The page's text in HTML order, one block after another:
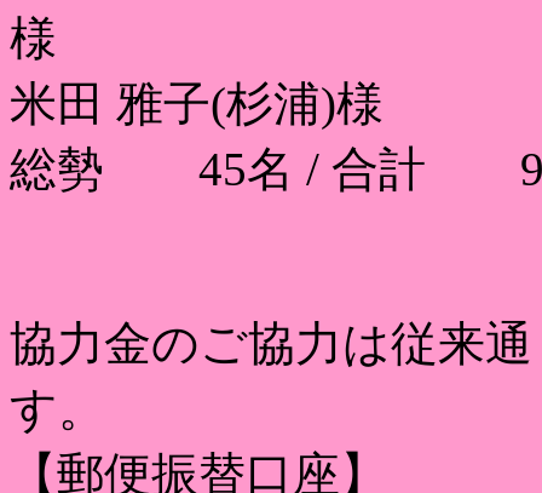
様
米田 雅子(杉浦)様
総勢 45名 / 合計
協力金のご協力は従来
す。
【郵便振替口座】